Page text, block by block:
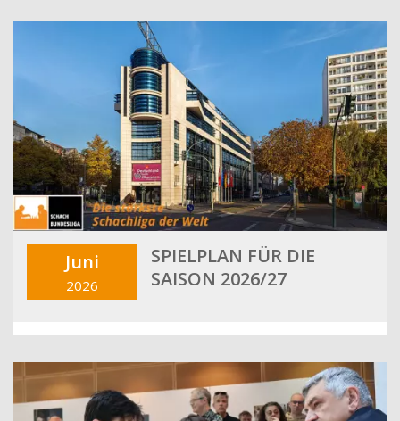
Juni
2026
SPIELPLAN FÜR DIE
SAISON 2026/27